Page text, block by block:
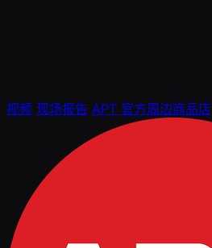
视频 现场报告 APT 官方周边商品店